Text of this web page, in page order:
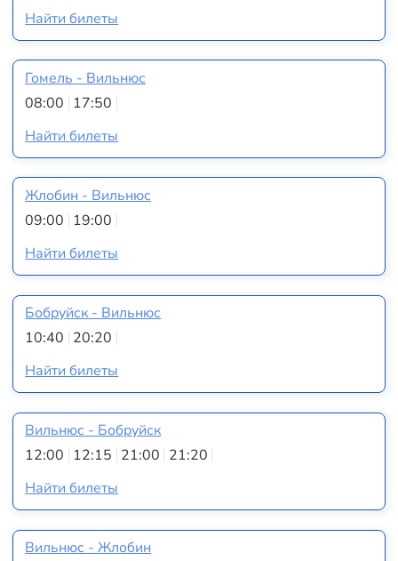
Найти билеты
Гомель - Вильнюс
08:00 17:50
Найти билеты
Жлобин - Вильнюс
09:00 19:00
Найти билеты
Бобруйск - Вильнюс
10:40 20:20
Найти билеты
Вильнюс - Бобруйск
12:00 12:15 21:00 21:20
Найти билеты
Вильнюс - Жлобин